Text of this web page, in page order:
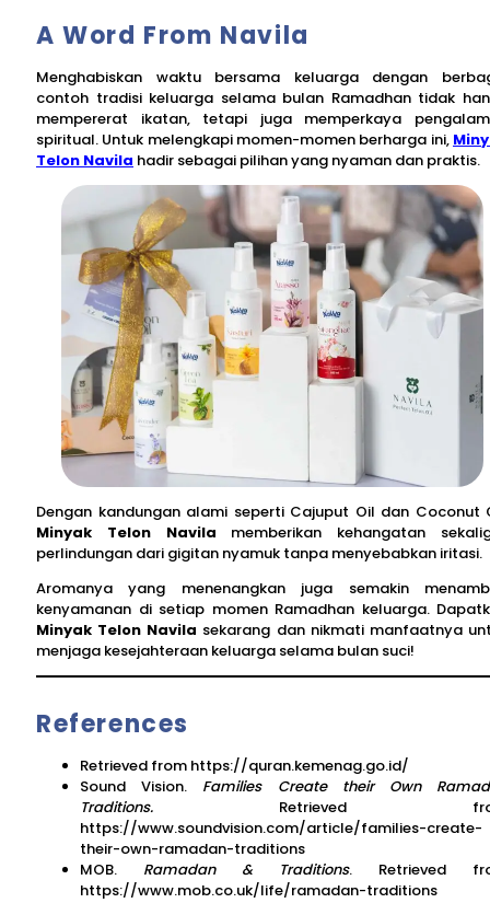
A Word From Navila
Menghabiskan waktu bersama keluarga dengan
contoh tradisi keluarga selama bulan Ramadhan tidak
mempererat ikatan, tetapi juga memperkaya
spiritual. Untuk melengkapi momen-momen berharga ini,
Telon Navila hadir sebagai pilihan yang nyaman dan praktis.
Dengan kandungan alami seperti Cajuput Oil dan Coconut
Minyak Telon Navila memberikan kehangatan
perlindungan dari gigitan nyamuk tanpa menyebabkan iritasi.
Aromanya yang menenangkan juga semakin
kenyamanan di setiap momen Ramadhan keluarga.
Minyak Telon Navila sekarang dan nikmati manfaatnya
menjaga kesejahteraan keluarga selama bulan suci!
References
Retrieved from https://quran.kemenag.go.id/
Sound Vision. Families Create their Own
Traditions. Retrieved
https://www.soundvision.com/article/families-create-
their-own-ramadan-traditions
MOB. Ramadan & Traditions. Retrieved
https://www.mob.co.uk/life/ramadan-traditions